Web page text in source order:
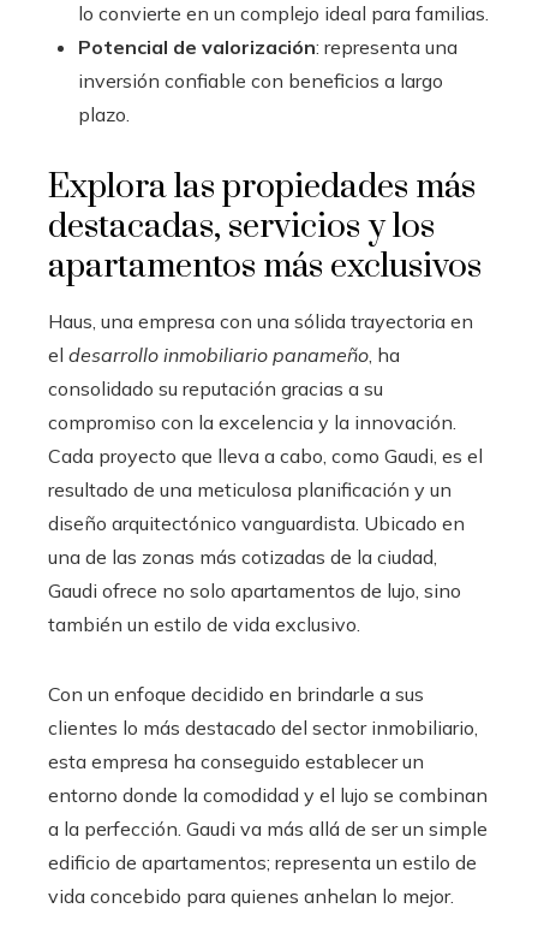
lo convierte en un complejo ideal para familias.
Potencial de valorización: representa una
inversión confiable con beneficios a largo
plazo.
Explora las propiedades más
destacadas, servicios y los
apartamentos más exclusivos
Haus, una empresa con una sólida trayectoria en
el desarrollo inmobiliario panameño , ha
consolidado su reputación gracias a su
compromiso con la excelencia y la innovación.
Cada proyecto que lleva a cabo, como Gaudi, es el
resultado de una meticulosa planificación y un
diseño arquitectónico vanguardista. Ubicado en
una de las zonas más cotizadas de la ciudad,
Gaudi ofrece no solo apartamentos de lujo, sino
también un estilo de vida exclusivo.
Con un enfoque decidido en brindarle a sus
clientes lo más destacado del sector inmobiliario,
esta empresa ha conseguido establecer un
entorno donde la comodidad y el lujo se combinan
a la perfección. Gaudi va más allá de ser un simple
edificio de apartamentos; representa un estilo de
vida concebido para quienes anhelan lo mejor.